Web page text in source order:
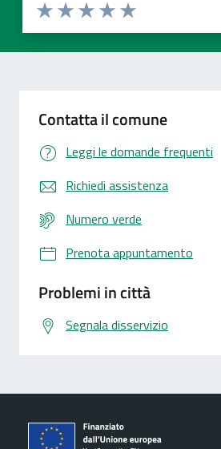
Valuta 5 stelle su 5
Valuta 4 stelle su 5
Valuta 3 stelle su 5
Valuta 2 stelle su 5
Valuta 1 stelle su 5
Contatta il comune
Leggi le domande frequenti
Richiedi assistenza
Numero verde
Prenota appuntamento
Problemi in città
Segnala disservizio